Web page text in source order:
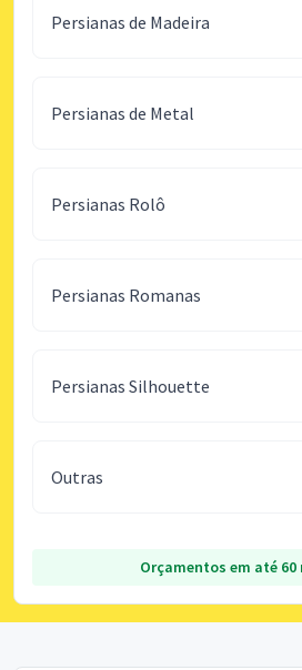
Persianas de Madeira
Persianas de Metal
Persianas Rolô
Persianas Romanas
Persianas Silhouette
Outras
Orçamentos em até